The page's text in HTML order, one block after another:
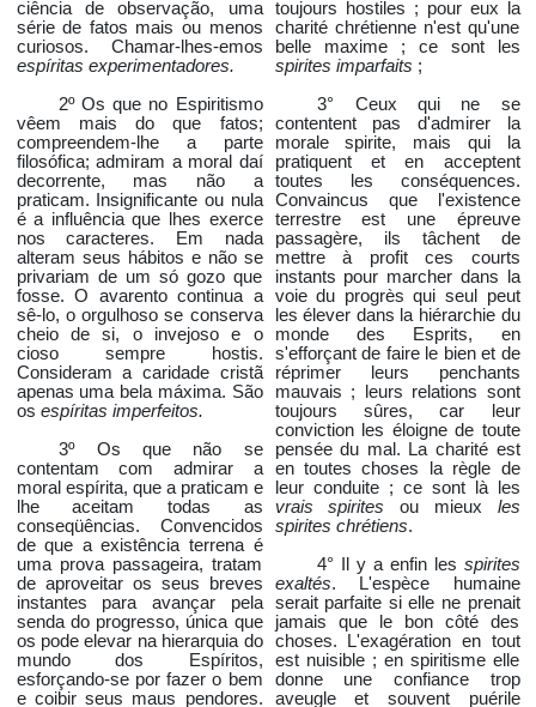
ciência de observação, uma
série de fatos mais ou menos
curiosos. Chamar-lhes-emos
espíritas experimentadores.
2º Os que no Espiritismo
vêem mais do que fatos;
compreendem-lhe a parte
filosófica; admiram a moral daí
decorrente, mas não a
praticam. Insignificante ou nula
é a influência que lhes exerce
nos caracteres. Em nada
alteram seus hábitos e não se
privariam de um só gozo que
fosse. O avarento continua a
sê-lo, o orgulhoso se conserva
cheio de si, o invejoso e o
cioso sempre hostis.
Consideram a caridade cristã
apenas uma bela máxima. São
os espíritas imperfeitos.
3º Os que não se
contentam com admirar a
moral espírita, que a praticam e
lhe aceitam todas as
conseqüências. Convencidos
de que a existência terrena é
uma prova passageira, tratam
de aproveitar os seus breves
instantes para avançar pela
senda do progresso, única que
os pode elevar na hierarquia do
mundo dos Espíritos,
esforçando-se por fazer o bem
e coibir seus maus pendores.
toujours hostiles ; pour eux la
charité chrétienne n'est qu'une
belle maxime ; ce sont les
spirites imparfaits ;
3° Ceux qui ne se
contentent pas d'admirer la
morale spirite, mais qui la
pratiquent et en acceptent
toutes les conséquences.
Convaincus que l'existence
terrestre est une épreuve
passagère, ils tâchent de
mettre à profit ces courts
instants pour marcher dans la
voie du progrès qui seul peut
les élever dans la hiérarchie du
monde des Esprits, en
s'efforçant de faire le bien et de
réprimer leurs penchants
mauvais ; leurs relations sont
toujours sûres, car leur
conviction les éloigne de toute
pensée du mal. La charité est
en toutes choses la règle de
leur conduite ; ce sont là les
vrais spirites ou mieux les
spirites chrétiens.
4° Il y a enfin les spirites
exaltés. L'espèce humaine
serait parfaite si elle ne prenait
jamais que le bon côté des
choses. L'exagération en tout
est nuisible ; en spiritisme elle
donne une confiance trop
aveugle et souvent puérile